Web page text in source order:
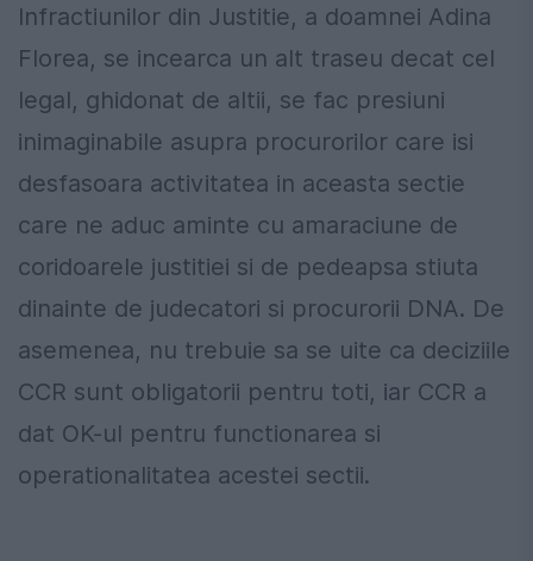
Infractiunilor din Justitie, a doamnei Adina
Florea, se incearca un alt traseu decat cel
legal, ghidonat de altii, se fac presiuni
inimaginabile asupra procurorilor care isi
desfasoara activitatea in aceasta sectie
care ne aduc aminte cu amaraciune de
coridoarele justitiei si de pedeapsa stiuta
dinainte de judecatori si procurorii DNA. De
asemenea, nu trebuie sa se uite ca deciziile
CCR sunt obligatorii pentru toti, iar CCR a
dat OK-ul pentru functionarea si
operationalitatea acestei sectii.